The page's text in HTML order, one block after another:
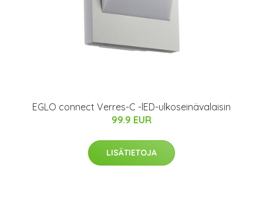
EGLO connect Verres-C -lED-ulkoseinävalaisin
99.9 EUR
LISÄTIETOJA